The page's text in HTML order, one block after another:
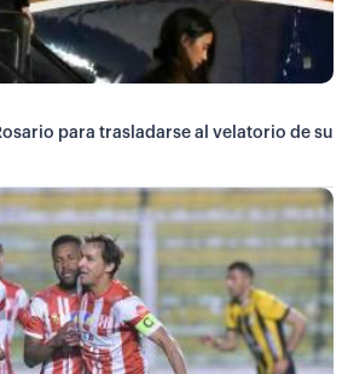
para trasladarse al velatorio de su